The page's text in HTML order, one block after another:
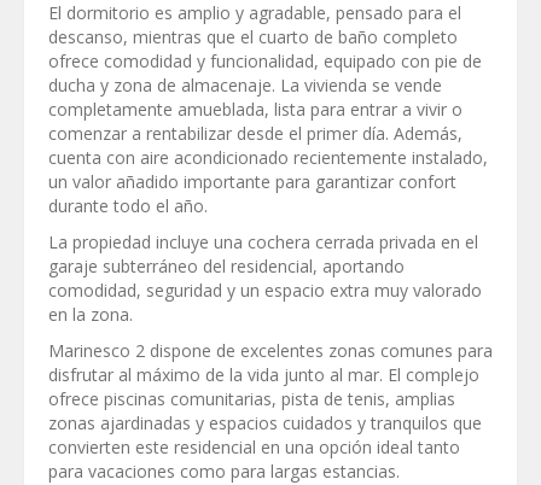
El dormitorio es amplio y agradable, pensado para el
descanso, mientras que el cuarto de baño completo
ofrece comodidad y funcionalidad, equipado con pie de
ducha y zona de almacenaje. La vivienda se vende
completamente amueblada, lista para entrar a vivir o
comenzar a rentabilizar desde el primer día. Además,
cuenta con aire acondicionado recientemente instalado,
un valor añadido importante para garantizar confort
durante todo el año.
La propiedad incluye una cochera cerrada privada en el
garaje subterráneo del residencial, aportando
comodidad, seguridad y un espacio extra muy valorado
en la zona.
Marinesco 2 dispone de excelentes zonas comunes para
disfrutar al máximo de la vida junto al mar. El complejo
ofrece piscinas comunitarias, pista de tenis, amplias
zonas ajardinadas y espacios cuidados y tranquilos que
convierten este residencial en una opción ideal tanto
para vacaciones como para largas estancias.